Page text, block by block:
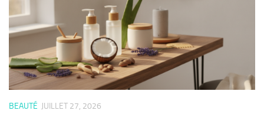
BEAUTÉ JUILLET 27, 2026